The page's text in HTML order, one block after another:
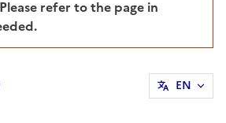
refer to the page in
EN